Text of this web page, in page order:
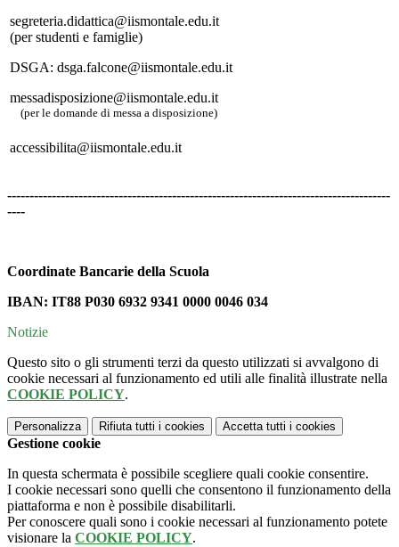
segreteria.didattica@iismontale.edu.it
(per studenti e famiglie)
DSGA: dsga.falcone@iismontale.edu.it
messadisposizione@iismontale.edu.it
(per le domande di messa a disposizione)
accessibilita@iismontale.edu.it
--------------------------------------------------------------------------------------
----
Coordinate Bancarie della Scuola
IBAN: IT88 P030 6932 9341 0000 0046 034
Notizie
Questo sito o gli strumenti terzi da questo utilizzati si avvalgono di
cookie necessari al funzionamento ed utili alle finalità illustrate nella
COOKIE POLICY.
Personalizza Rifiuta tutti i cookies Accetta tutti i cookies
Gestione cookie
In questa schermata è possibile scegliere quali cookie consentire.
I cookie necessari sono quelli che consentono il funzionamento della
piattaforma e non è possibile disabilitarli.
Per conoscere quali sono i cookie necessari al funzionamento potete
visionare la COOKIE POLICY.